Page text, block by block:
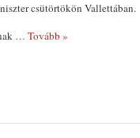
csütörtökön Vallettában.
… Tovább »